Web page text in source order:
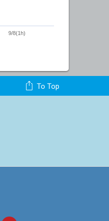
9/8(1h)
To Top